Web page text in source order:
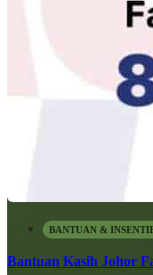
BANTUAN &
Bantuan Kasih Johor